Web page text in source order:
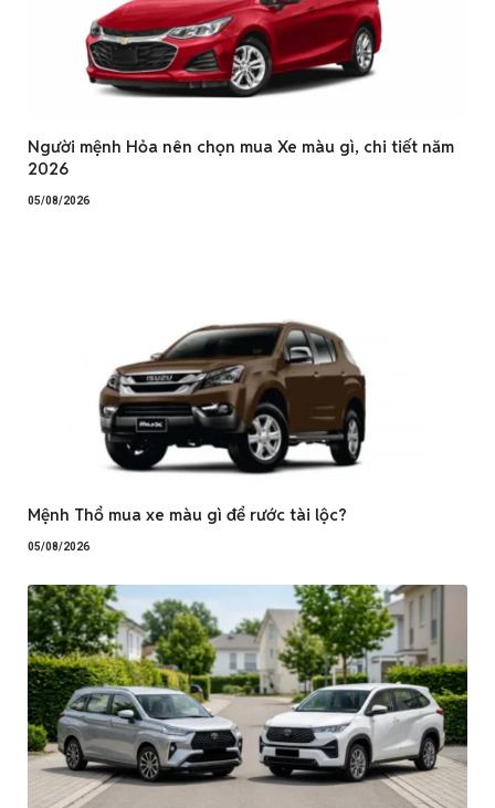
Người mệnh Hỏa nên chọn mua Xe màu gì, chi tiết năm
2026
05/08/2026
Mệnh Thổ mua xe màu gì để rước tài lộc?
05/08/2026